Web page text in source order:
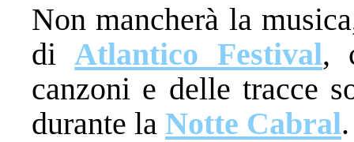
Non mancherà la
diAtlantico Festival,
canzoni e delle tracce
durante la Notte Cabral.